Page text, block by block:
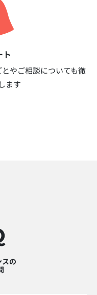
ト​
やご相談についても徹
ます​​
の